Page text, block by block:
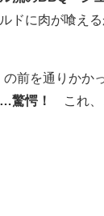
ドに肉が喰え
前を通りかか
驚愕！
これ、